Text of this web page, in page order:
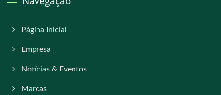
Página Inicial
Empresa
Notícias & Eventos
Marcas